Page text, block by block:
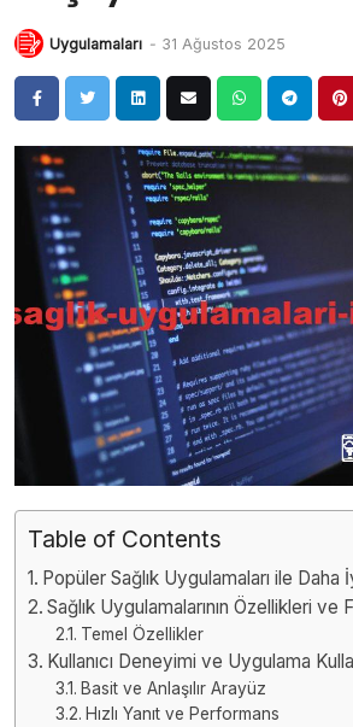
Uygulamaları - 31 Ağustos 2025
Table of Contents
Popüler Sağlık Uygulamaları ile Daha
Sağlık Uygulamalarının Özellikleri ve
Temel Özellikler
Kullanıcı Deneyimi ve Uygulama
Basit ve Anlaşılır Arayüz
Hızlı Yanıt ve Performans